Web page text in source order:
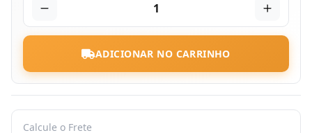
1
ADICIONAR NO CARRINHO